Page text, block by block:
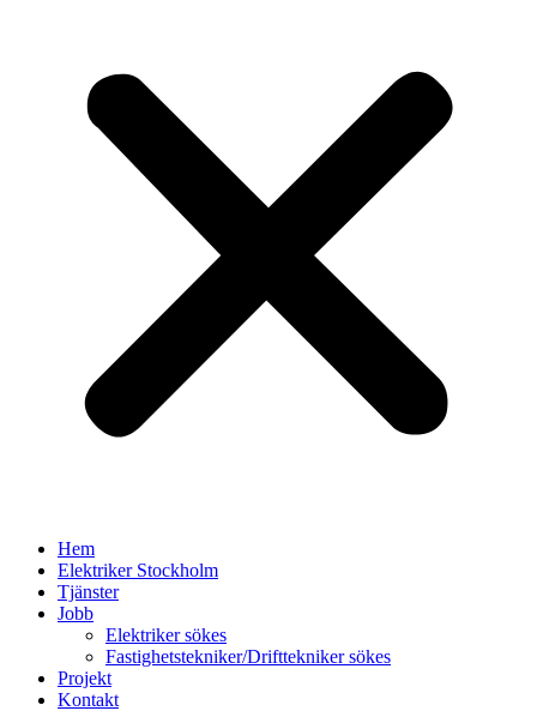
Hem
Elektriker Stockholm
Tjänster
Jobb
Elektriker sökes
Fastighetstekniker/Drifttekniker sökes
Projekt
Kontakt